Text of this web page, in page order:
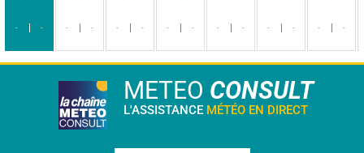
- - - - - - - - - - - - - -
METEO CONSULT
L'ASSISTANCE MÉTÉO EN DIRECT